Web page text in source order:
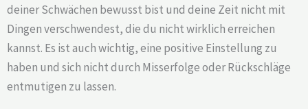
deiner Schwächen bewusst bist und deine Zeit nicht mit
Dingen verschwendest, die du nicht wirklich erreichen
kannst. Es ist auch wichtig, eine positive Einstellung zu
haben und sich nicht durch Misserfolge oder Rückschläge
entmutigen zu lassen.